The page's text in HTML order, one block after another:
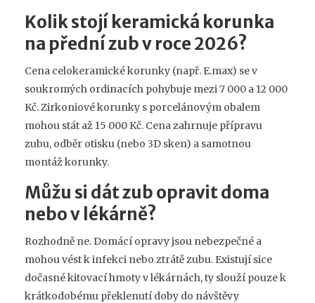
Kolik stojí keramická korunka
na přední zub v roce 2026?
Cena celokeramické korunky (např. E.max) se v
soukromých ordinacích pohybuje mezi 7 000 a 12 000
Kč. Zirkoniové korunky s porcelánovým obalem
mohou stát až 15 000 Kč. Cena zahrnuje přípravu
zubu, odběr otisku (nebo 3D sken) a samotnou
montáž korunky.
Můžu si dát zub opravit doma
nebo v lékárně?
Rozhodně ne. Domácí opravy jsou nebezpečné a
mohou vést k infekci nebo ztrátě zubu. Existují sice
dočasné kitovací hmoty v lékárnách, ty slouží pouze k
krátkodobému překlenutí doby do návštěvy